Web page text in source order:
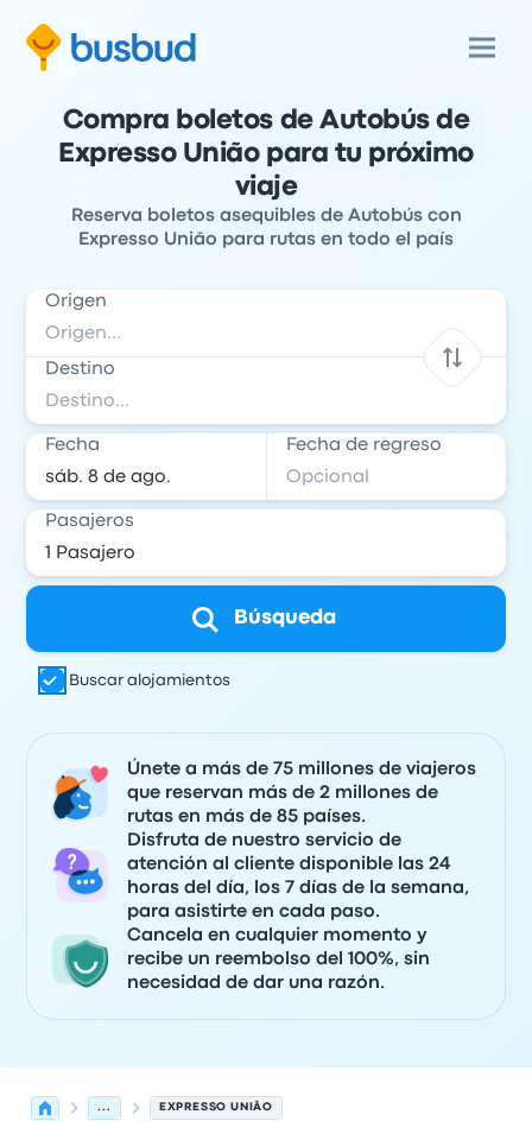
Compra boletos de Autobús de
Expresso União para tu próximo
viaje
Reserva boletos asequibles de Autobús con
Expresso União para rutas en todo el país
Origen
Destino
Fecha Fecha de regreso
Pasajeros
Búsqueda
Buscar alojamientos
Únete a más de 75 millones de viajeros
que reservan más de 2 millones de
rutas en más de 85 países.
Disfruta de nuestro servicio de
atención al cliente disponible las 24
horas del día, los 7 días de la semana,
para asistirte en cada paso.
Cancela en cualquier momento y
recibe un reembolso del 100%, sin
necesidad de dar una razón.
... EXPRESSO UNIÃO